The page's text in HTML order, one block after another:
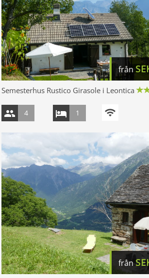
från
Semesterhus Rustico Girasole i Leontica
4 1
från